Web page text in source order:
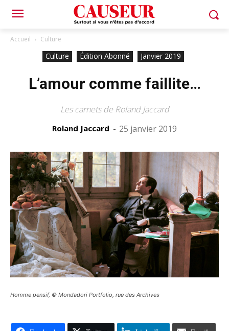
Accueil Culture
Culture Édition Abonné Janvier 2019
L’amour comme faillite…
Les carnets de Roland Jaccard
Roland Jaccard - 25 janvier 2019
Homme pensif, © Mondadori Portfolio, rue des Archives